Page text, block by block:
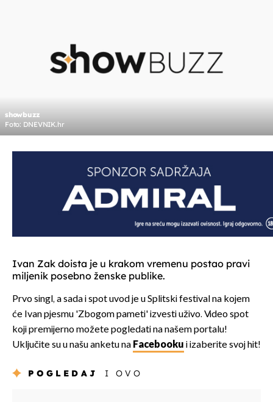
showbuzz
Foto: DNEVNIK.hr
Ivan Zak doista je u krakom vremenu postao pravi
miljenik posebno ženske publike.
Prvo singl, a sada i spot uvod je u Splitski festival na kojem
će Ivan pjesmu 'Zbogom pameti' izvesti uživo. Video spot
koji premijerno možete pogledati na našem portalu!
Uključite su u našu anketu na Facebooku i izaberite svoj hit!
POGLEDAJ I OVO